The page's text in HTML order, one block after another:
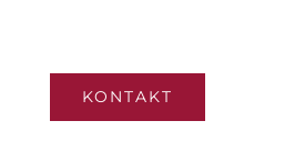
KONTAKT